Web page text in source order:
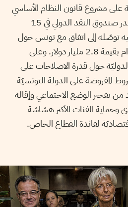
على مشروع قانون النظام الأساسي
للبنك المركزي التونسي، أصدر صندوق النقد الدولي في 15
توصّله إلى اتفاق مع تونس حول
إبرام اتفاق مدته أربعة أعوام بقيمة 2.8 مليار دولار. وعلى
حول قدرة الاصلاحات على
المفروضة على الدولة التونسيّة
من تفجير الوضع الاجتماعي وإقالة
وحماية الفئات الأكثر هشاشة
لفائدة القطاع الخاص.